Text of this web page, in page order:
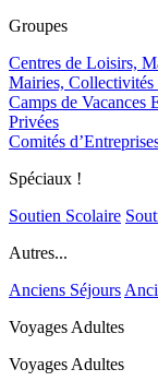
Groupes
Centres de Loisirs,
Mairies, Collectivités
Camps de Vacances
Privées
Comités
Spéciaux !
Soutien Scolaire
Autres...
Anciens Séjours
Voyages Adultes
Voyages Adultes